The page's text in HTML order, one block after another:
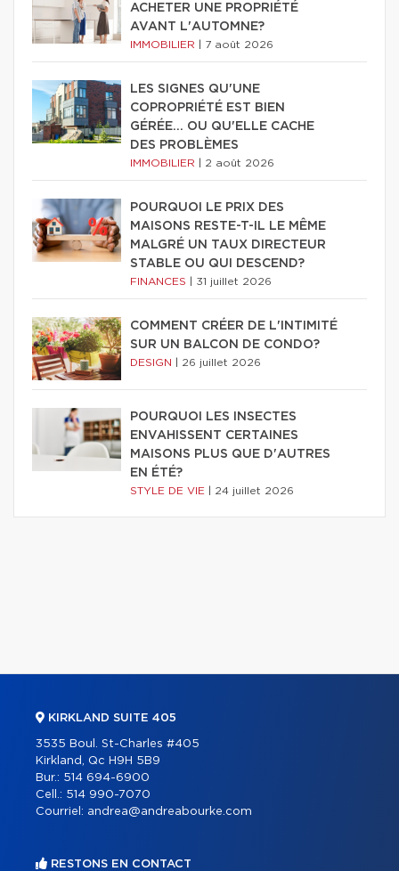
ACHETER UNE PROPRIÉTÉ
AVANT L'AUTOMNE?
IMMOBILIER 7 août 2026
LES SIGNES QU'UNE
COPROPRIÉTÉ EST BIEN
GÉRÉE… OU QU'ELLE CACHE
DES PROBLÈMES
IMMOBILIER 2 août 2026
POURQUOI LE PRIX DES
MAISONS RESTE-T-IL LE MÊME
MALGRÉ UN TAUX DIRECTEUR
STABLE OU QUI DESCEND?
FINANCES 31 juillet 2026
COMMENT CRÉER DE L'INTIMITÉ
SUR UN BALCON DE CONDO?
DESIGN 26 juillet 2026
POURQUOI LES INSECTES
ENVAHISSENT CERTAINES
MAISONS PLUS QUE D'AUTRES
EN ÉTÉ?
STYLE DE VIE 24 juillet 2026
KIRKLAND SUITE 405
3535 Boul. St-Charles #405
Kirkland, Qc H9H 5B9
Bur.: 514 694-6900
Cell.: 514 990-7070
Courriel: andrea@andreabourke.com
RESTONS EN CONTACT